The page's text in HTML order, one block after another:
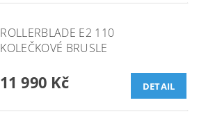
ROLLERBLADE E2 110
KOLEČKOVÉ BRUSLE
11 990 Kč DETAIL